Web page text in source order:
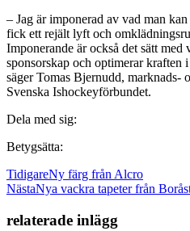
– Jag är imponerad av vad man
fick ett rejält lyft och
Imponerande är också det sätt
sponsorskap och optimerar kraften
säger Tomas Bjernudd, marknads-
Svenska Ishockeyförbundet.
Dela med sig:
Betygsätta:
TidigareNy färg från Alcro
NästaNya vackra tapeter från
relaterade inlägg